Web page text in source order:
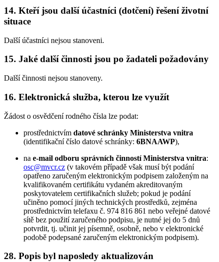
14. Kteří jsou další účastníci (dotčení) řešení životní
situace
Další účastníci nejsou stanoveni.
15. Jaké další činnosti jsou po žadateli požadovány
Další činnosti nejsou stanoveny.
16. Elektronická služba, kterou lze využít
Žádost o osvědčení rodného čísla lze podat:
prostřednictvím datové schránky Ministerstva vnitra
(identifikační číslo datové schránky: 6BNAAWP),
na e-mail odboru správních činností Ministerstva vnitra:
osc@mvcr.cz (v takovém případě však musí být podání
opatřeno zaručeným elektronickým podpisem založeným na
kvalifikovaném certifikátu vydaném akreditovaným
poskytovatelem certifikačních služeb; pokud je podání
učiněno pomocí jiných technických prostředků, zejména
prostřednictvím telefaxu č. 974 816 861 nebo veřejné datové
sítě bez použití zaručeného podpisu, je nutné jej do 5 dnů
potvrdit, tj. učinit jej písemně, osobně, nebo v elektronické
podobě podepsané zaručeným elektronickým podpisem).
28. Popis byl naposledy aktualizován